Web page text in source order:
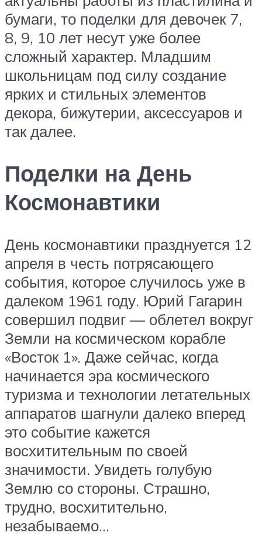
бумаги, то поделки для девочек 7,
8, 9, 10 лет несут уже более
сложный характер. Младшим
школьницам под силу создание
ярких и стильных элементов
декора, бижутерии, аксессуаров и
так далее.
Поделки на День
Космонавтики
День космонавтики празднуется 12
апреля в честь потрясающего
события, которое случилось уже в
далеком 1961 году. Юрий Гагарин
совершил подвиг — облетел вокруг
Земли на космическом корабле
«Восток 1». Даже сейчас, когда
начинается эра космического
туризма и технологии летательных
аппаратов шагнули далеко вперед
это событие кажется
восхитительным по своей
значимости. Увидеть голубую
Землю со стороны. Страшно,
трудно, восхитительно,
незабываемо…